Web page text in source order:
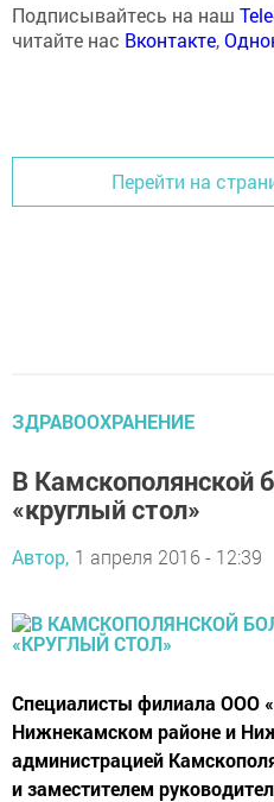
Подписывайтесь на наш
читайте нас Вконтакте,
Перейти на
ЗДРАВООХРАНЕНИЕ
В Камскополянской
«круглый стол»
Автор, 1 апреля 2016 - 12:39
Специалисты филиала ООО
Нижнекамском районе и
администрацией
и заместителем